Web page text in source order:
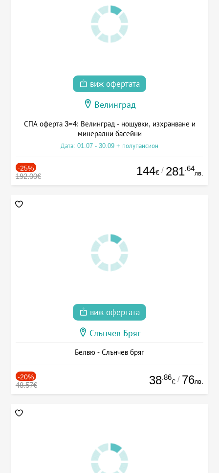
виж офертата
Велинград
СПА оферта 3=4: Велинград - нощувки, изхранване и
минерални басейни
Дата: 01.07 - 30.09 + полупансион
-25%
192.00€ 144€ / 281.64
лв.
виж офертата
Слънчев Бряг
Белвю - Слънчев бряг
-20%
48.57€ 38.86
€ / 76лв.